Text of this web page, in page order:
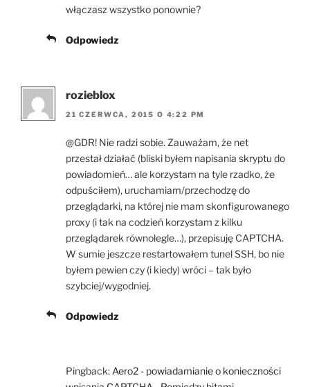
włączasz wszystko ponownie?
Odpowiedz
rozieblox
21 CZERWCA, 2015 O 4:22 PM
@GDR! Nie radzi sobie. Zauważam, że net
przestał działać (bliski byłem napisania skryptu do
powiadomień… ale korzystam na tyle rzadko, że
odpuściłem), uruchamiam/przechodzę do
przeglądarki, na której nie mam skonfigurowanego
proxy (i tak na codzień korzystam z kilku
przeglądarek równolegle…), przepisuję CAPTCHA.
W sumie jeszcze restartowałem tunel SSH, bo nie
byłem pewien czy (i kiedy) wróci – tak było
szybciej/wygodniej.
Odpowiedz
Pingback: Aero2 - powiadamianie o konieczności